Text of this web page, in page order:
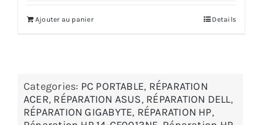
Ajouter au panier Details
Categories: PC PORTABLE, RÉPARATION
ACER, RÉPARATION ASUS, RÉPARATION DELL,
RÉPARATION GIGABYTE, RÉPARATION HP,